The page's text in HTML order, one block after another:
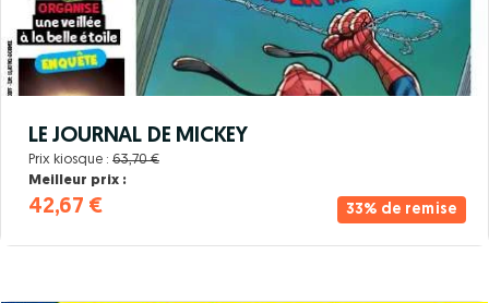
33% de remise
LE JOURNAL DE MICKEY
Prix kiosque : 63,70 €
Meilleur prix :
42,67 €